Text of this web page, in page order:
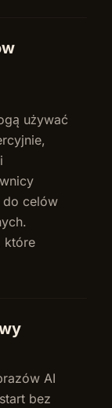
używać
do celów
które
AI
bez